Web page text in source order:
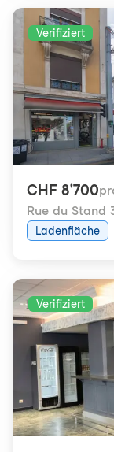
Verifiziert
CHF 8'700
Rue du Stand
Ladenfläche
Verifiziert